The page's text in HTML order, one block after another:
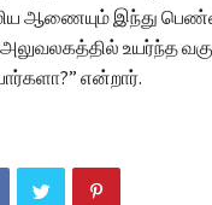
ஆணையும் இந்து
உயர்ந்த
என்றார்.